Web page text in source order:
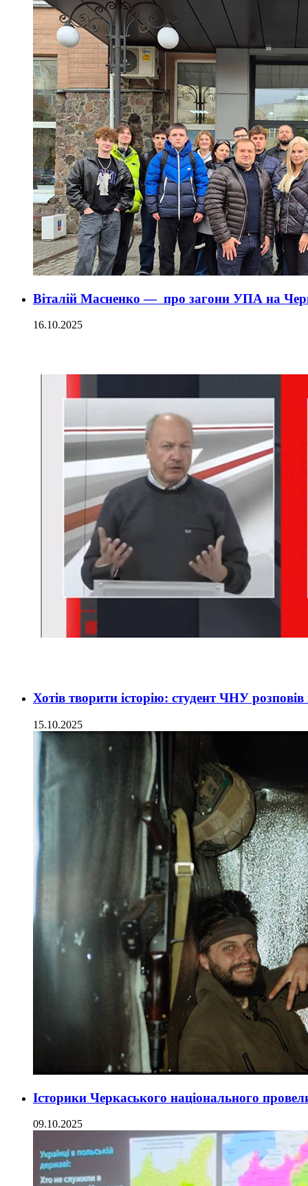
Віталій Масненко — про загони УПА на
16.10.2025
Хотів творити історію: студент ЧНУ
15.10.2025
Історики Черкаського національного
09.10.2025